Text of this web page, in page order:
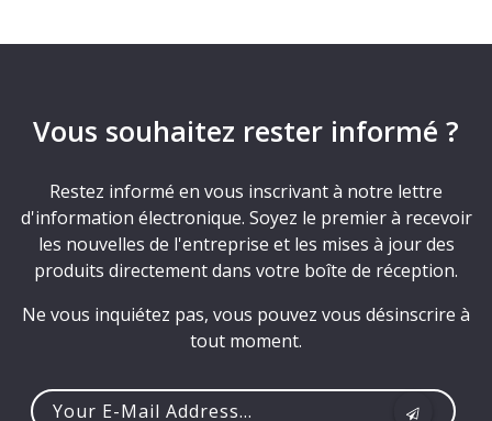
Vous souhaitez rester informé ?
Restez informé en vous inscrivant à notre lettre
d'information électronique. Soyez le premier à recevoir
les nouvelles de l'entreprise et les mises à jour des
produits directement dans votre boîte de réception.
Ne vous inquiétez pas, vous pouvez vous désinscrire à
tout moment.